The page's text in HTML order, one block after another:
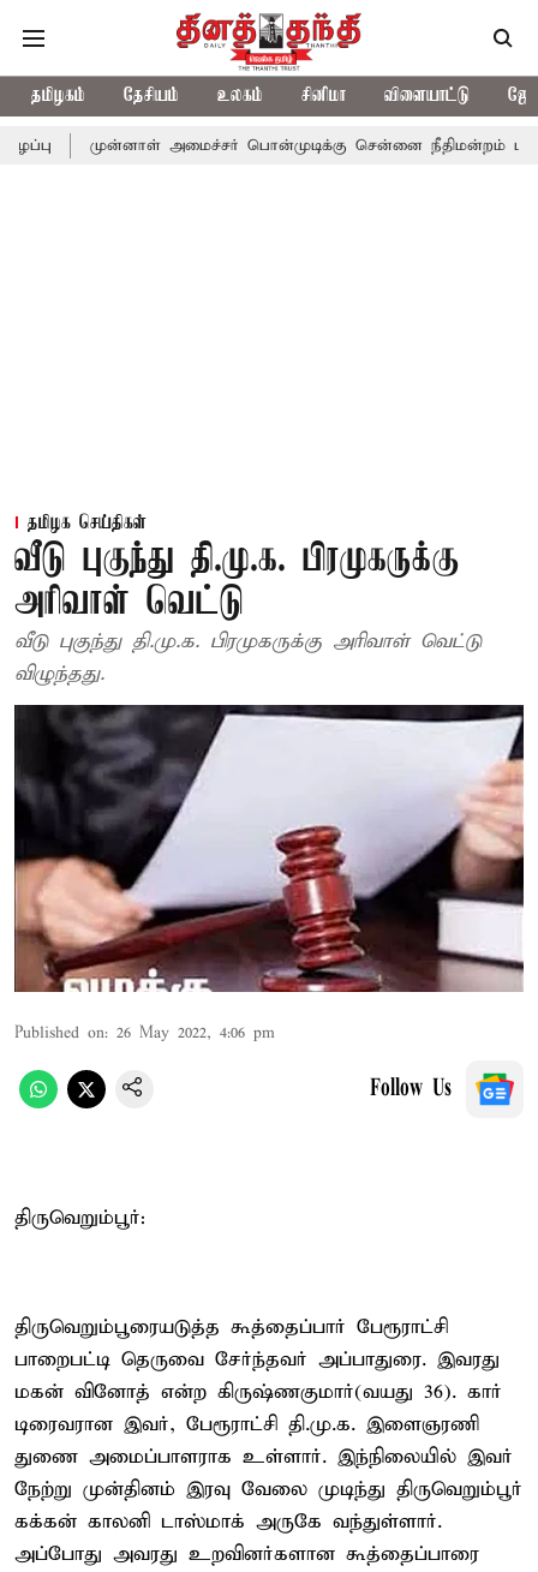
தமிழகம் தேசியம் உலகம் சினிமா விளையாட்டு
அமைச்சர் பொன்முடிக்கு சென்னை நீதிமன்றம் பிடிவாராண்ட்
தமிழக செய்திகள்
வீடு புகுந்து தி.மு.க. பிரமுகருக்கு
அரிவாள் வெட்டு
வீடு புகுந்து தி.மு.க. பிரமுகருக்கு அரிவாள் வெட்டு
விழுந்தது.
Published on: 26 May 2022, 4:06 pm
Follow Us
திருவெறும்பூர்:
திருவெறும்பூரையடுத்த கூத்தைப்பார் பேரூராட்சி
பாறைபட்டி தெருவை சேர்ந்தவர் அப்பாதுரை. இவரது
மகன் வினோத் என்ற கிருஷ்ணகுமார்(வயது 36). கார்
டிரைவரான இவர், பேரூராட்சி தி.மு.க. இளைஞரணி
துணை அமைப்பாளராக உள்ளார். இந்நிலையில் இவர்
நேற்று முன்தினம் இரவு வேலை முடிந்து திருவெறும்பூர்
கக்கன் காலனி டாஸ்மாக் அருகே வந்துள்ளார்.
அப்போது அவரது உறவினர்களான கூத்தைப்பாரை